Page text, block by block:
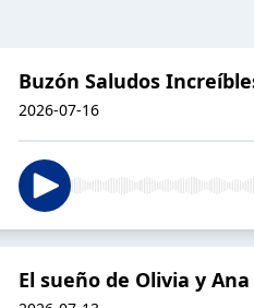
Buzón Saludos
2026-07-16
El sueño de Olivia y